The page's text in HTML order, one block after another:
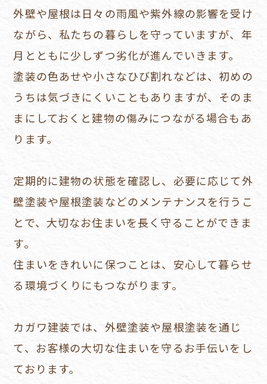
外壁や屋根は日々の雨風や紫外線の影響を受け
ながら、私たちの暮らしを守っていますが、年
月とともに少しずつ劣化が進んでいきます。
塗装の色あせや小さなひび割れなどは、初めの
うちは気づきにくいこともありますが、そのま
まにしておくと建物の傷みにつながる場合もあ
ります。
定期的に建物の状態を確認し、必要に応じて外
壁塗装や屋根塗装などのメンテナンスを行うこ
とで、大切なお住まいを長く守ることができま
す。
住まいをきれいに保つことは、安心して暮らせ
る環境づくりにもつながります。
カガワ建装では、外壁塗装や屋根塗装を通じ
て、お客様の大切な住まいを守るお手伝いをし
ております。